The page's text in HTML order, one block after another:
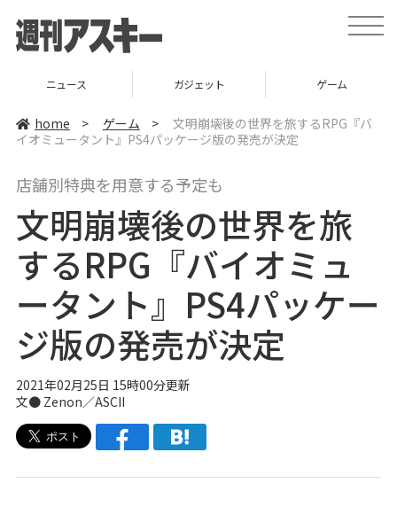
t
o
v
ニュース ガジェット ゲーム
home > ゲーム >
文明崩壊後の世界を旅するRPG『バ
イオミュータント』PS4パッケージ版の発売が決定
店舗別特典を用意する予定も
文明崩壊後の世界を旅
するRPG『バイオミュ
ータント』PS4パッケー
ジ版の発売が決定
2021年02月25日 15時00分更新
文● Zenon／ASCII